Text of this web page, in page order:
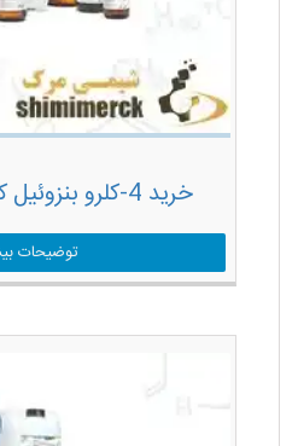
خرید 4-کلرو بنزوئیل کلراید 802618
توضیحات